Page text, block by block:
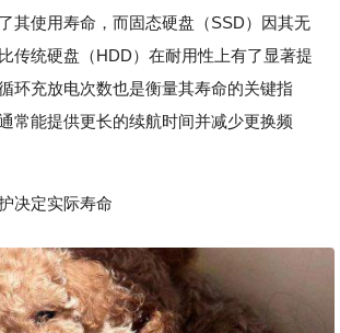
其使用寿命，而固态硬盘（SSD）因其无
传统硬盘（HDD）在耐用性上有了显著提
环充放电次数也是衡量其寿命的关键指
常能提供更长的续航时间并减少更换频
决定实际寿命